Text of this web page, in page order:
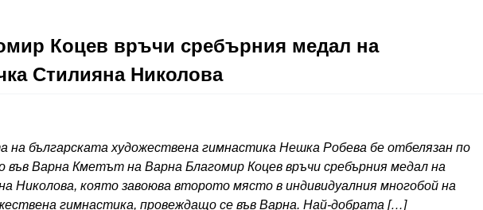
Коцев връчи сребърния медал на
Стилияна Николова
на българската художествена гимнастика Нешка Робева бе отбелязан по
във Варна Кметът на Варна Благомир Коцев връчи сребърния медал на
Николова, която завоюва второто място в индивидуалния многобой на
гимнастика, провеждащо се във Варна. Най-добрата […]